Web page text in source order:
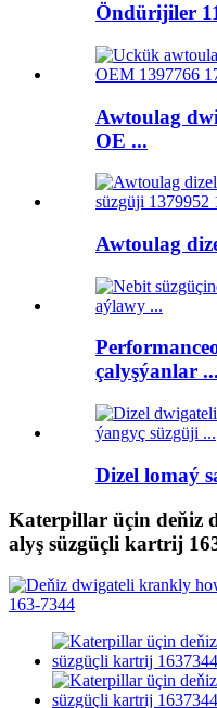
Öndürijiler
Awtoulag
OE ...
Awtoulag
çalyşýanlar ...
Dizel lomaý
Katerpillar üçin deňiz
alyş süzgüçli kartrij